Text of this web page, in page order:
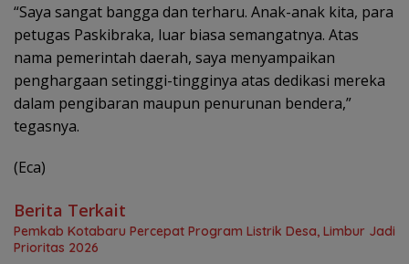
“Saya sangat bangga dan terharu. Anak-anak kita, para
petugas Paskibraka, luar biasa semangatnya. Atas
nama pemerintah daerah, saya menyampaikan
penghargaan setinggi-tingginya atas dedikasi mereka
dalam pengibaran maupun penurunan bendera,”
tegasnya.
(Eca)
Berita Terkait
Pemkab Kotabaru Percepat Program Listrik Desa, Limbur Jadi
Prioritas 2026